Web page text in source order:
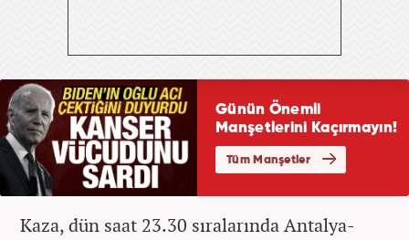
Kaza, dün saat 23.30 sıralarında Antalya-